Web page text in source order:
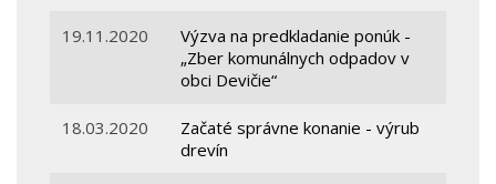
19.11.2020
Výzva na predkladanie ponúk -
„Zber komunálnych odpadov v
obci Devičie“
18.03.2020
Začaté správne konanie - výrub
drevín